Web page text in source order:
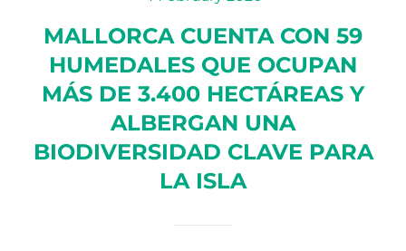
MALLORCA CUENTA CON 59
HUMEDALES QUE OCUPAN
MÁS DE 3.400 HECTÁREAS Y
ALBERGAN UNA
BIODIVERSIDAD CLAVE PARA
LA ISLA